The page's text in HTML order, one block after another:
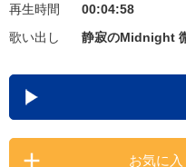
お知らせ よくあるご
DAMの新
カラオケ最
再生時間
00:04:58
歌い出し
静寂のMidnight
お気に